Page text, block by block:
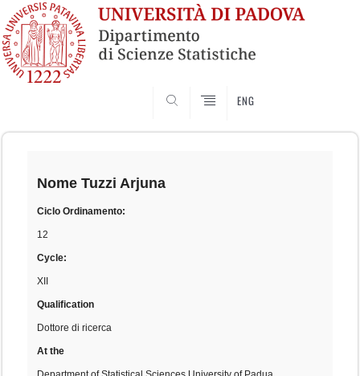
ENG
Skip
Nome Tuzzi Arjuna
Ciclo Ordinamento:
12
Cycle:
XII
Qualification
Dottore di ricerca
At the